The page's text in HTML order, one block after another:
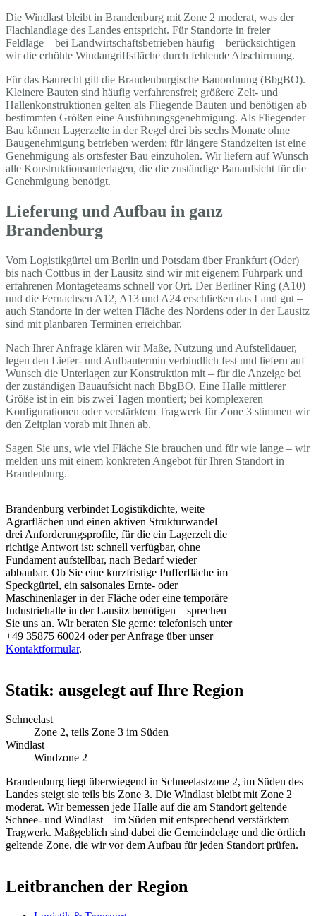
Die Windlast bleibt in Brandenburg mit Zone 2 moderat, was der
Flachlandlage des Landes entspricht. Für Standorte in freier
Feldlage – bei Landwirtschaftsbetrieben häufig – berücksichtigen
wir die erhöhte Windangriffsfläche durch fehlende Abschirmung.
Für das Baurecht gilt die Brandenburgische Bauordnung (BbgBO).
Kleinere Bauten sind häufig verfahrensfrei; größere Zelt- und
Hallenkonstruktionen gelten als Fliegende Bauten und benötigen ab
bestimmten Größen eine Ausführungsgenehmigung. Als Fliegender
Bau können Lagerzelte in der Regel drei bis sechs Monate ohne
Baugenehmigung betrieben werden; für längere Standzeiten ist eine
Genehmigung als ortsfester Bau einzuholen. Wir liefern auf Wunsch
alle Konstruktionsunterlagen, die die zuständige Bauaufsicht für die
Genehmigung benötigt.
Lieferung und Aufbau in ganz
Brandenburg
Vom Logistikgürtel um Berlin und Potsdam über Frankfurt (Oder)
bis nach Cottbus in der Lausitz sind wir mit eigenem Fuhrpark und
erfahrenen Montageteams schnell vor Ort. Der Berliner Ring (A10)
und die Fernachsen A12, A13 und A24 erschließen das Land gut –
auch Standorte in der weiten Fläche des Nordens oder in der Lausitz
sind mit planbaren Terminen erreichbar.
Nach Ihrer Anfrage klären wir Maße, Nutzung und Aufstelldauer,
legen den Liefer- und Aufbautermin verbindlich fest und liefern auf
Wunsch die Unterlagen zur Konstruktion mit – für die Anzeige bei
der zuständigen Bauaufsicht nach BbgBO. Eine Halle mittlerer
Größe ist in ein bis zwei Tagen montiert; bei komplexeren
Konfigurationen oder verstärktem Tragwerk für Zone 3 stimmen wir
den Zeitplan vorab mit Ihnen ab.
Sagen Sie uns, wie viel Fläche Sie brauchen und für wie lange – wir
melden uns mit einem konkreten Angebot für Ihren Standort in
Brandenburg.
Brandenburg verbindet Logistikdichte, weite
Agrarflächen und einen aktiven Strukturwandel –
drei Anforderungsprofile, für die ein Lagerzelt die
richtige Antwort ist: schnell verfügbar, ohne
Fundament aufstellbar, nach Bedarf wieder
abbaubar. Ob Sie eine kurzfristige Pufferfläche im
Speckgürtel, ein saisonales Ernte- oder
Maschinenlager in der Fläche oder eine temporäre
Industriehalle in der Lausitz benötigen – sprechen
Sie uns an. Wir beraten Sie gerne: telefonisch unter
+49 35875 60024 oder per Anfrage über unser
Kontaktformular.
Statik: ausgelegt auf Ihre Region
Schneelast
Zone 2, teils Zone 3 im Süden
Windlast
Windzone 2
Brandenburg liegt überwiegend in Schneelastzone 2, im Süden des
Landes steigt sie teils bis Zone 3. Die Windlast bleibt mit Zone 2
moderat. Wir bemessen jede Halle auf die am Standort geltende
Schnee- und Windlast – im Süden mit entsprechend verstärktem
Tragwerk. Maßgeblich sind dabei die Gemeindelage und die örtlich
geltende Zone, die wir vor dem Aufbau für jeden Standort prüfen.
Leitbranchen der Region